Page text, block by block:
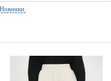
Новинки